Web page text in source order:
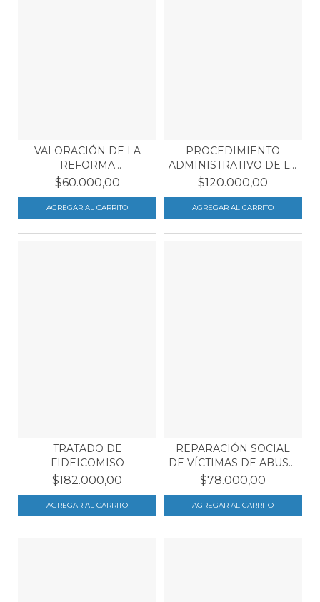
VALORACIÓN DE LA
REFORMA
CONSTITUCIONAL...
$60.000,00
PROCEDIMIENTO
ADMINISTRATIVO DE LA
CIUDA...
$120.000,00
TRATADO DE
FIDEICOMISO
$182.000,00
REPARACIÓN SOCIAL
DE VÍCTIMAS DE ABUSO
S...
$78.000,00